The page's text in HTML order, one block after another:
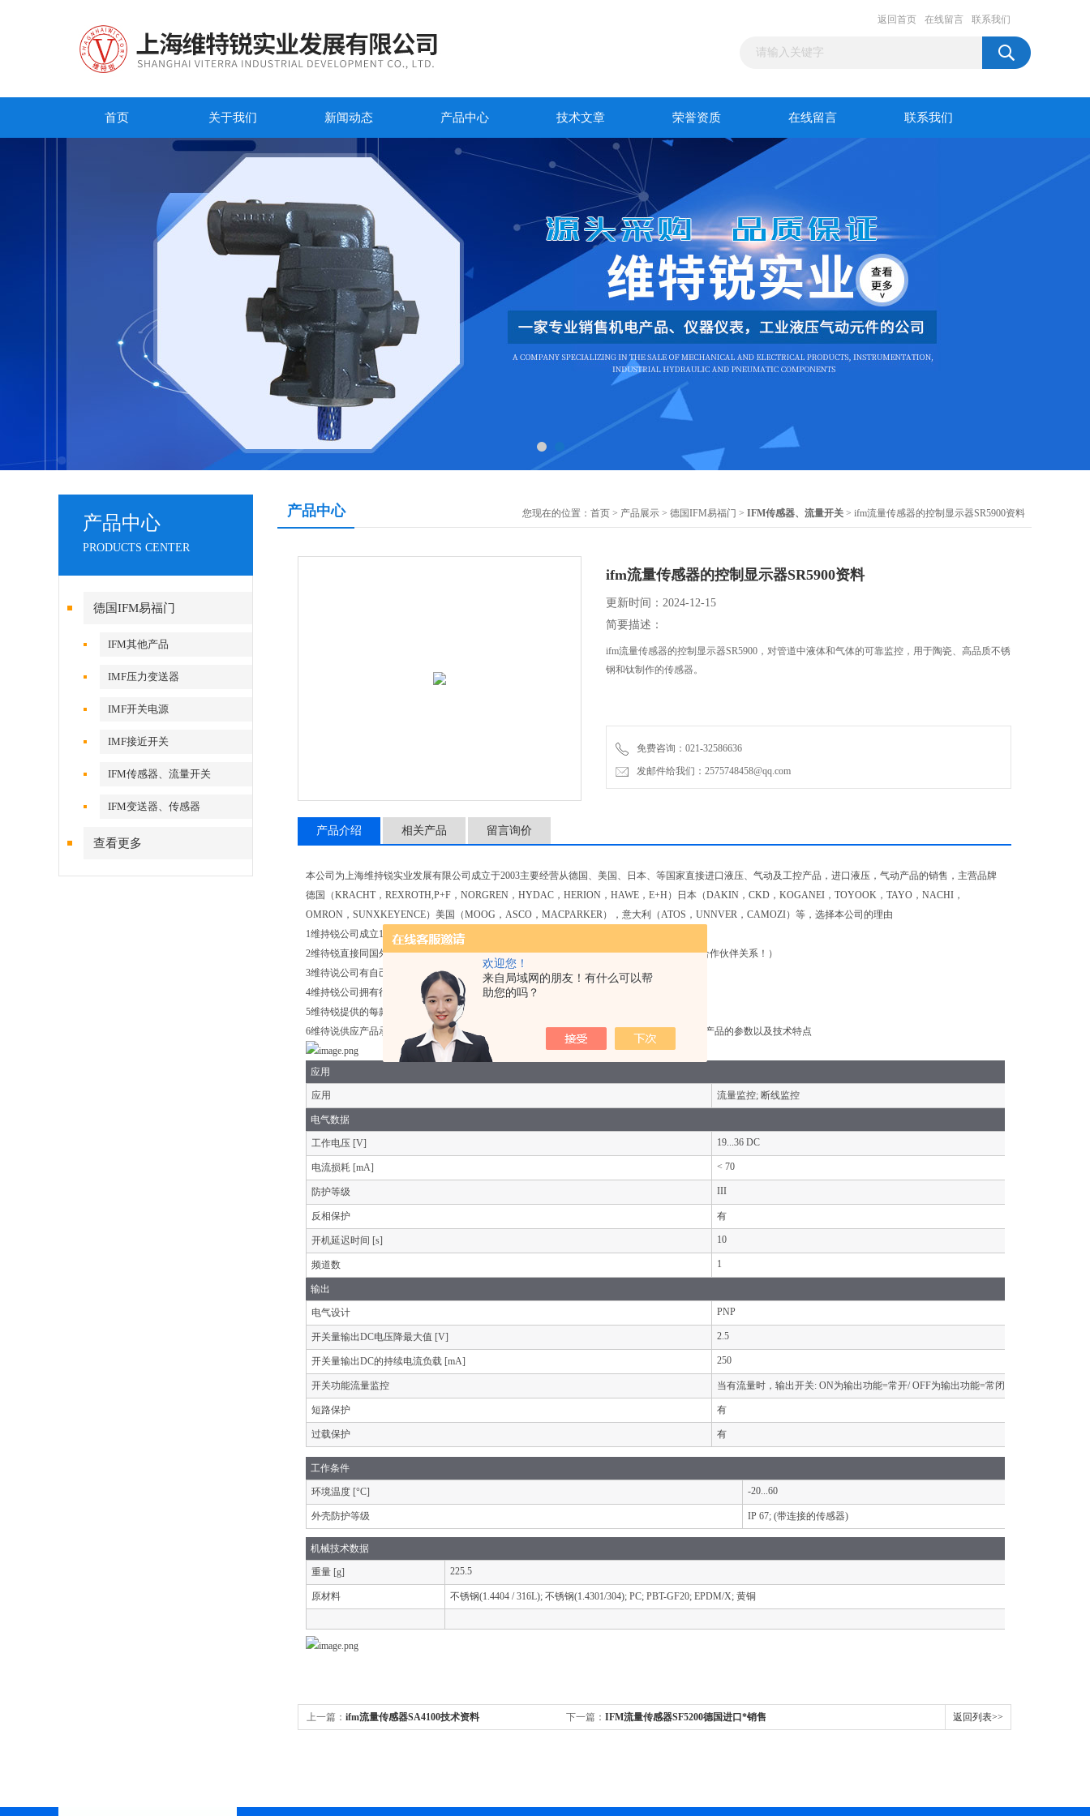
欢迎您！
来自局域网的朋友！有什么可以帮
助您的吗？
返回首页 在线留言 联系我们
首页 关于我们 新闻动态 产品中心 技术文章 荣誉资质 在线留言 联系我们
产品中心
PRODUCTS CENTER
德国IFM易福门
IFM其他产品
IMF压力变送器
IMF开关电源
IMF接近开关
IFM传感器、流量开关
IFM变送器、传感器
查看更多
产品中心 您现在的位置： 首页 > 产品展示 > 德国IFM易福门 > IFM传感器、流量开关 > ifm流量传感器的控制显示器SR5900资料
ifm流量传感器的控制显示器SR5900资料
更新时间：2024-12-15
简要描述：
ifm流量传感器的控制显示器SR5900，对管道中液体和气体的可靠监控，用于陶瓷、高品质不锈
钢和钛制作的传感器。
免费咨询：021-32586636
发邮件给我们：2575748458@qq.com
产品介绍 相关产品 留言询价
本公司为上海维持锐实业发展有限公司成立于2003主要经营从德国、美国、日本、等国家直接进口液压、气动及工控产品，进口液压，气动产品的销售，主营品牌
德国（KRACHT，REXROTH,P+F，NORGREN，HYDAC，HERION，HAWE，E+H）日本（DAKIN，CKD，KOGANEI，TOYOOK，TAYO，NACHI，
OMRON，SUNXKEYENCE）美国（MOOG，ASCO，MACPARKER），意大利（ATOS，UNNVER，CAMOZI）等，选择本公司的理由
1维持锐公司成立18年之久，立足上海面向全国供应进口产品
2维待锐直接同国外品牌原厂合作，订购一手货源产品！（目前与上千个国外品牌制造商建立合作伙伴关系！）
3维待说公司有自己的报关公司！缩短运输清关的时间，缩短交期
4维持锐公司拥有行业内专业的产品工程师，方便及时提供产品技术方案！
5维待锐提供的每款产品都是进口产品可提供海关报关单及其原地证明！！假一赔十
6维待说供应产品承诺质保1年，售后全权保障，票可随货一起发出接下来我们一起看一下这个产品的参数以及技术特点
应用
应用 流量监控; 断线监控
电气数据
工作电压 [V] 19...36 DC
电流损耗 [mA] < 70
防护等级 III
反相保护 有
开机延迟时间 [s] 10
频道数 1
输出
电气设计 PNP
开关量输出DC电压降最大值 [V] 2.5
开关量输出DC的持续电流负载 [mA] 250
开关功能流量监控 当有流量时，输出开关: ON为输出功能=常开/ OFF为输出功能=常闭
短路保护 有
过载保护 有
工作条件
环境温度 [°C] -20...60
外壳防护等级 IP 67; (带连接的传感器)
机械技术数据
重量 [g] 225.5
原材料 不锈钢(1.4404 / 316L); 不锈钢(1.4301/304); PC; PBT-GF20; EPDM/X; 黄铜
上一篇： ifm流量传感器SA4100技术资料 下一篇： IFM流量传感器SF5200德国进口*销售 返回列表>>